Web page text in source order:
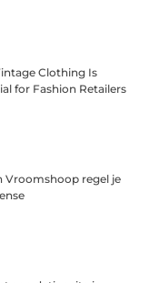
Clothing Is
for Fashion Retailers
Vroomshoop regel je